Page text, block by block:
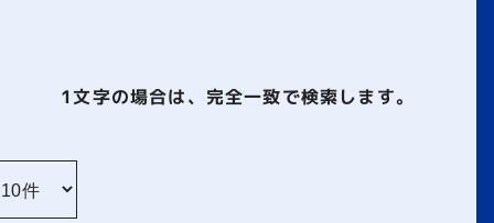
1文字の場合は、完全一致で検索します。